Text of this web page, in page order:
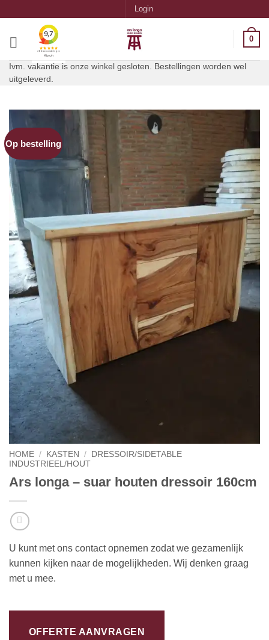
inhoud
Login
0
Ivm. vakantie is onze winkel gesloten. Bestellingen worden wel
uitgeleverd.
Op bestelling
HOME / KASTEN /
DRESSOIR/SIDETABLE
INDUSTRIEEL/HOUT
Ars longa – suar houten dressoir 160cm
U kunt met ons contact opnemen zodat we gezamenlijk
kunnen kijken naar de mogelijkheden. Wij denken graag
met u mee.
OFFERTE AANVRAGEN